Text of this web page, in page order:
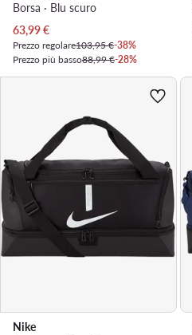
Borsa · Blu scuro
Prezzo attuale
63,99€
Prezzo regolare103,95 €-38%
Prezzo più basso88,99 €-28%
Nike